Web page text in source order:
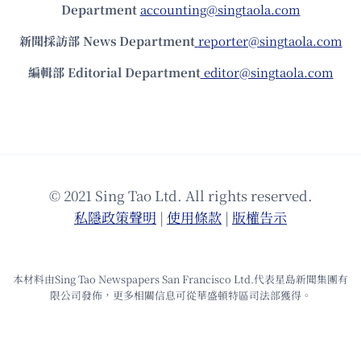
Department accounting@singtaola.com
新聞採訪部 News Department reporter@singtaola.com
編輯部 Editorial Department editor@singtaola.com
© 2021 Sing Tao Ltd. All rights reserved.
私隱政策聲明 | 使⽤條款 | 版權告⽰
本材料由Sing Tao Newspapers San Francisco Ltd.代表星島新聞集團有
限公司發佈，更多相關信息可從華盛頓特區司法部獲得。